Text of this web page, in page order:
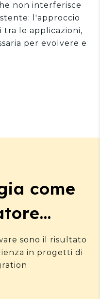
non interferisce
l'approccio
le applicazioni,
per evolvere e
come
sono il risultato
in progetti di